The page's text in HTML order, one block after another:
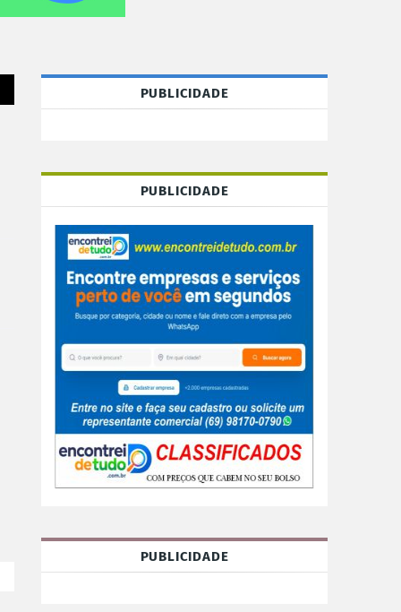
PUBLICIDADE
PUBLICIDADE
PUBLICIDADE